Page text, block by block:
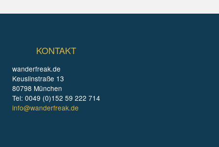
KONTAKT
wanderfreak.de
Keuslinstraße 13
80798 München
Tel: 0049 (0)152 59 222 714
info@wanderfreak.de